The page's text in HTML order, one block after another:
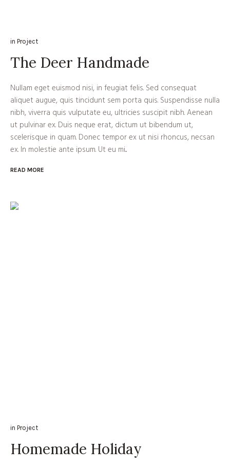
in Project
The Deer Handmade
Nullam eget euismod nisi, in feugiat felis. Sed consequat
aliquet augue, quis tincidunt sem porta quis. Suspendisse nulla
nibh, viverra quis vulputate eu, ultricies suscipit nibh. Aenean
ut pulvinar ex. Duis neque erat, dictum ut bibendum ut,
scelerisque in quam. Donec tempor ex ut nisi rhoncus, necsan
ex. In molestie ante ipsum. Ut eu mi...
READ MORE
in Project
Homemade Holiday